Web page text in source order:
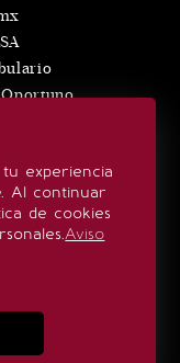
experiencia
Al continuar
de cookies
Aviso